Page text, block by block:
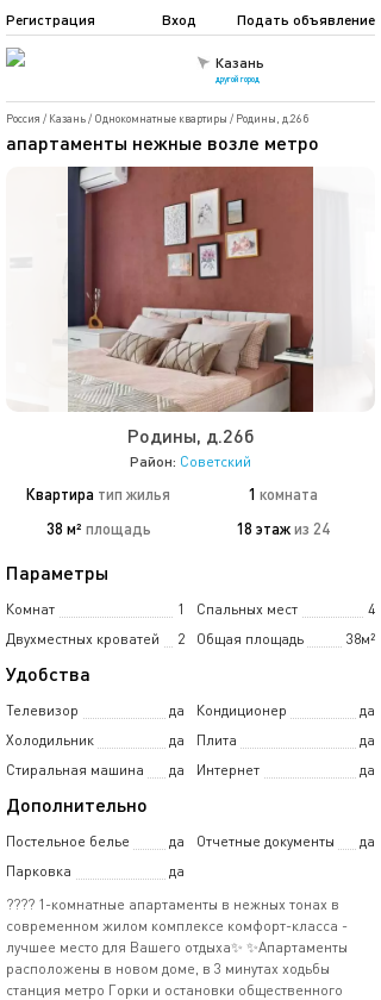
Казань
другой город
Подать объявление
Регистрация Вход
Россия / Казань/ Однокомнатные квартиры / Родины, д.26б
апартаменты нежные возле метро
Родины, д.26б
Район: Советский
Квартира тип жилья 1 комната
38 м² площадь 18 этажиз 24
Параметры
Комнат 1 Спальных мест
4
Двухместных кроватей
2 Общая площадь 38м²
Удобства
Телевизор да Кондиционер
да
Холодильник
да Плита
да
Стиральная машина
да Интернет да
Дополнительно
Постельное белье да Отчетные документы
да
Парковка
да
???? 1-комнатные апартаменты в нежных тонах в
современном жилом комплексе комфорт-класса -
лучшее место для Вашего отдыха✨ ✨Апартаменты
расположены в новом доме, в 3 минутах ходьбы
станция метро Горки и остановки общественного